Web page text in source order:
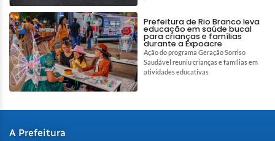
Prefeitura de Rio Branco leva
educação em saúde bucal
para crianças e famílias
durante a Expoacre
Ação do programa Geração Sorriso
Saudável reuniu crianças e famílias em
atividades educativas
A Prefeitura